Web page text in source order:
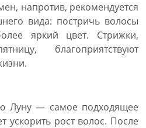
напротив, рекомендуется
вида: постричь волосы
яркий цвет. Стрижки,
благоприятствуют
Луну — самое подходящее
ускорить рост волос. После